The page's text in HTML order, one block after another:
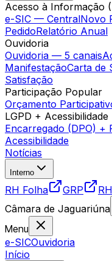
Acesso à Informação
e-SIC — CentralNovo
PedidoRelatório Anual
Ouvidoria
Ouvidoria — 5 canais
ManifestaçãoCarta de
Satisfação
Participação Popular
Orçamento
LGPD + Acessibilidade
Encarregado (DPO) +
Acessibilidade
Notícias
Interno
RH Folha GRP
Câmara de Jaguariúna
Menu
e-SICOuvidoria
Início